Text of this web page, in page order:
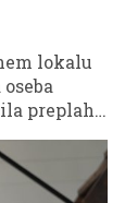
lokalu
preplah